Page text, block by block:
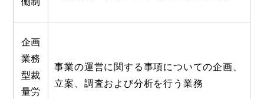
企画
業務
型裁
量労
事業の運営に関する事項についての企画、
立案、調査および分析を行う業務